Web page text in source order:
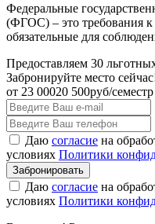
Федеральные
(ФГОС) – это требования к
обязательные для
Предоставляем 30
Забронируйте место
от 23 00020 500руб/семестр
Даю согласие на
условиях Политики
Даю согласие на
условиях Политики